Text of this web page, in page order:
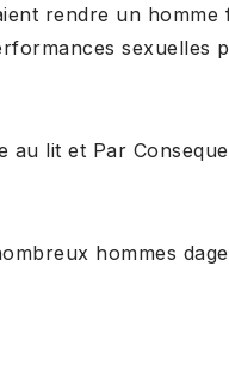
rendre un
sexuelles
au lit et Par
hommes